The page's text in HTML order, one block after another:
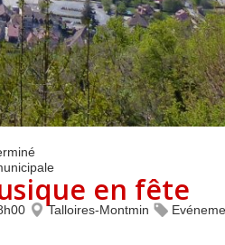
en fête
Talloires-Montmin